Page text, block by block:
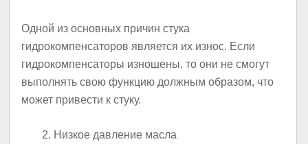
Одной из основных причин стука
гидрокомпенсаторов является их износ. Если
гидрокомпенсаторы изношены, то они не смогут
выполнять свою функцию должным образом, что
может привести к стуку.
Низкое давление масла